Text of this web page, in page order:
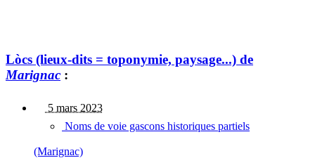
Lòcs (lieux-dits = toponymie, paysage...) de
Marignac :
5 mars 2023
Noms de voie gascons historiques partiels
(Marignac)